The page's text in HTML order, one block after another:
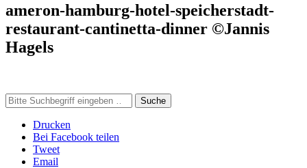
ameron-hamburg-hotel-speicherstadt-
restaurant-cantinetta-dinner ©Jannis
Hagels
Suche
Drucken
Bei Facebook teilen
Tweet
Email